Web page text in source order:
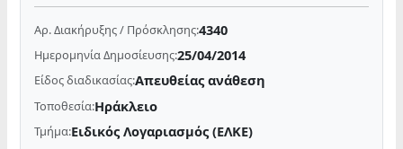
Αρ. Διακήρυξης / Πρόσκλησης:4340
Ημερομηνία Δημοσίευσης:25/04/2014
Είδος διαδικασίας:Απευθείας ανάθεση
Τοποθεσία:Ηράκλειο
Τμήμα:Ειδικός Λογαριασμός (ΕΛΚΕ)